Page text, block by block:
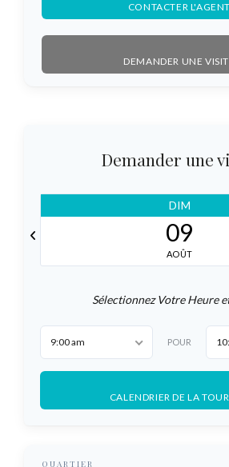
CONTACTER L'AGENT
DEMANDER UNE
Demander une
DIM
09
AOÛT
Sélectionnez Votre Heure
9:00 am POUR
CALENDRIER DE LA
QUARTIER